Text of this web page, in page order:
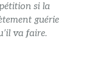
si la
guérie
va faire.